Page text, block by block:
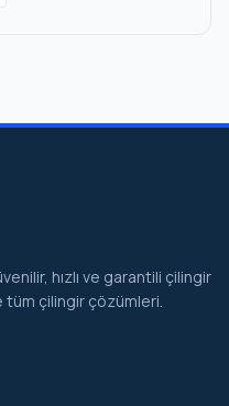
hızlı ve garantili çilingir
tüm çilingir çözümleri.